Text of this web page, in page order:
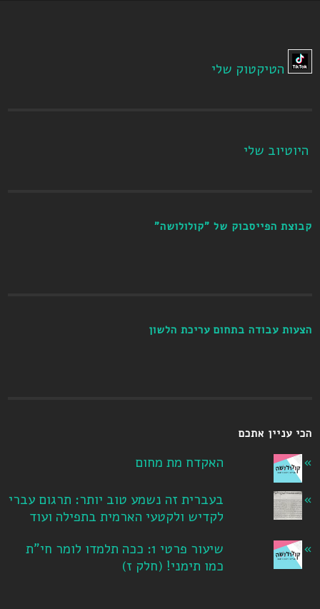
הטיקטוק שלי
היוטיוב שלי
קבוצת הפייסבוק של "קולולושה"
הצעות עבודה בתחום עריכת הלשון
הכי עניין אתכם
האקדח מת מחום
בעברית זה נשמע טוב יותר: תרגום עברי
לקדיש ולקטעי הארמית בתפילה ועוד
שיעור פרטי 1: ככה תלמדו לומר חי"ת
כמו תימני! ‏(חלק ז‏)